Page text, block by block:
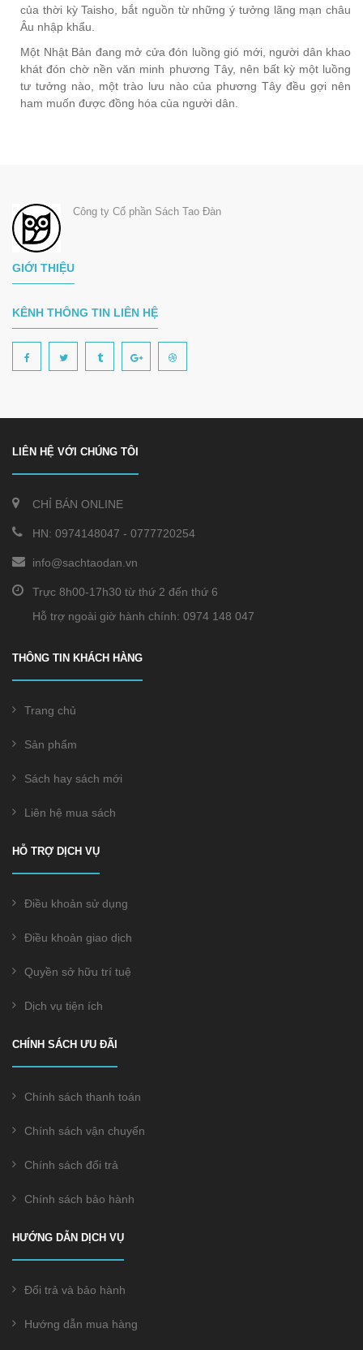
của thời kỳ Taisho, bắt nguồn từ những ý tưởng lãng mạn châu
Âu nhập khẩu.
Một Nhật Bản đang mở cửa đón luồng gió mới, người dân khao
khát đón chờ nền văn minh phương Tây, nên bất kỳ một luồng
tư tưởng nào, một trào lưu nào của phương Tây đều gợi nên
ham muốn được đồng hóa của người dân.
GIỚI THIỆU
Công ty Cổ phần Sách Tao Đàn
KÊNH THÔNG TIN LIÊN HỆ
LIÊN HỆ VỚI CHÚNG TÔI
CHỈ BÁN ONLINE
HN: 0974148047 - 0777720254
info@sachtaodan.vn
Trực 8h00-17h30 từ thứ 2 đến thứ 6
Hỗ trợ ngoài giờ hành chính: 0974 148 047
THÔNG TIN KHÁCH HÀNG
Trang chủ
Sản phẩm
Sách hay sách mới
Liên hệ mua sách
HỖ TRỢ DỊCH VỤ
Điều khoản sử dụng
Điều khoản giao dịch
Quyền sở hữu trí tuệ
Dịch vụ tiện ích
CHÍNH SÁCH ƯU ĐÃI
Chính sách thanh toán
Chính sách vận chuyển
Chính sách đổi trả
Chính sách bảo hành
HƯỚNG DẪN DỊCH VỤ
Đổi trả và bảo hành
Hướng dẫn mua hàng